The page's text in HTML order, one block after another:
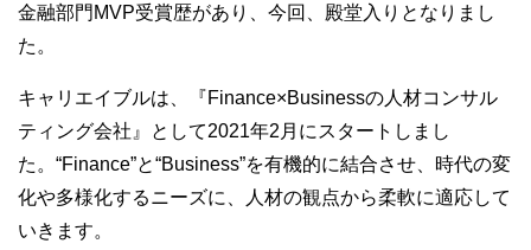
金融部門MVP受賞歴があり、今回、殿堂入りとなりまし
た。
キャリエイブルは、『Finance×Businessの人材コンサル
ティング会社』として2021年2月にスタートしまし
た。“Finance”と“Business”を有機的に結合させ、時代の変
化や多様化するニーズに、人材の観点から柔軟に適応して
いきます。